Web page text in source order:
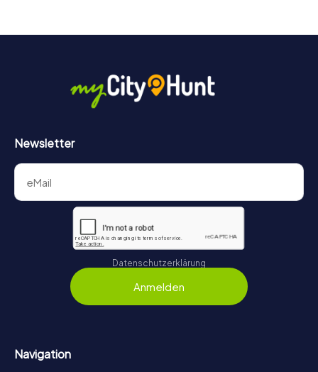
Newsletter
Datenschutzerklärung
Anmelden
Navigation